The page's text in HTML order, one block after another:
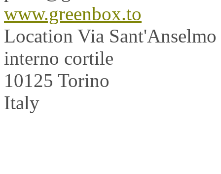
www.greenbox.to
Location Via Sant'Anselmo
interno cortile
10125 Torino
Italy